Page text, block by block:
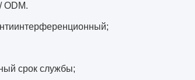
ODM.
срок службы;